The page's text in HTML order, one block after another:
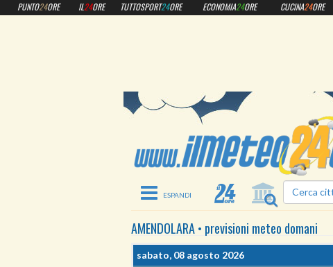
Toggle navigation
AMENDOLARA• previsioni meteo domani
sabato, 08 agosto 2026
PUNTO24ORE IL24ORE TUTTOSPORT24ORE ECONOMIA24ORE CUCINA24ORE